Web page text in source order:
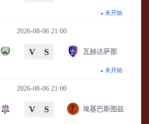
未开始
2026-08-06 21:00
V S 瓦赫达萨那
未开始
2026-08-06 21:00
V S 埃基巴斯图兹